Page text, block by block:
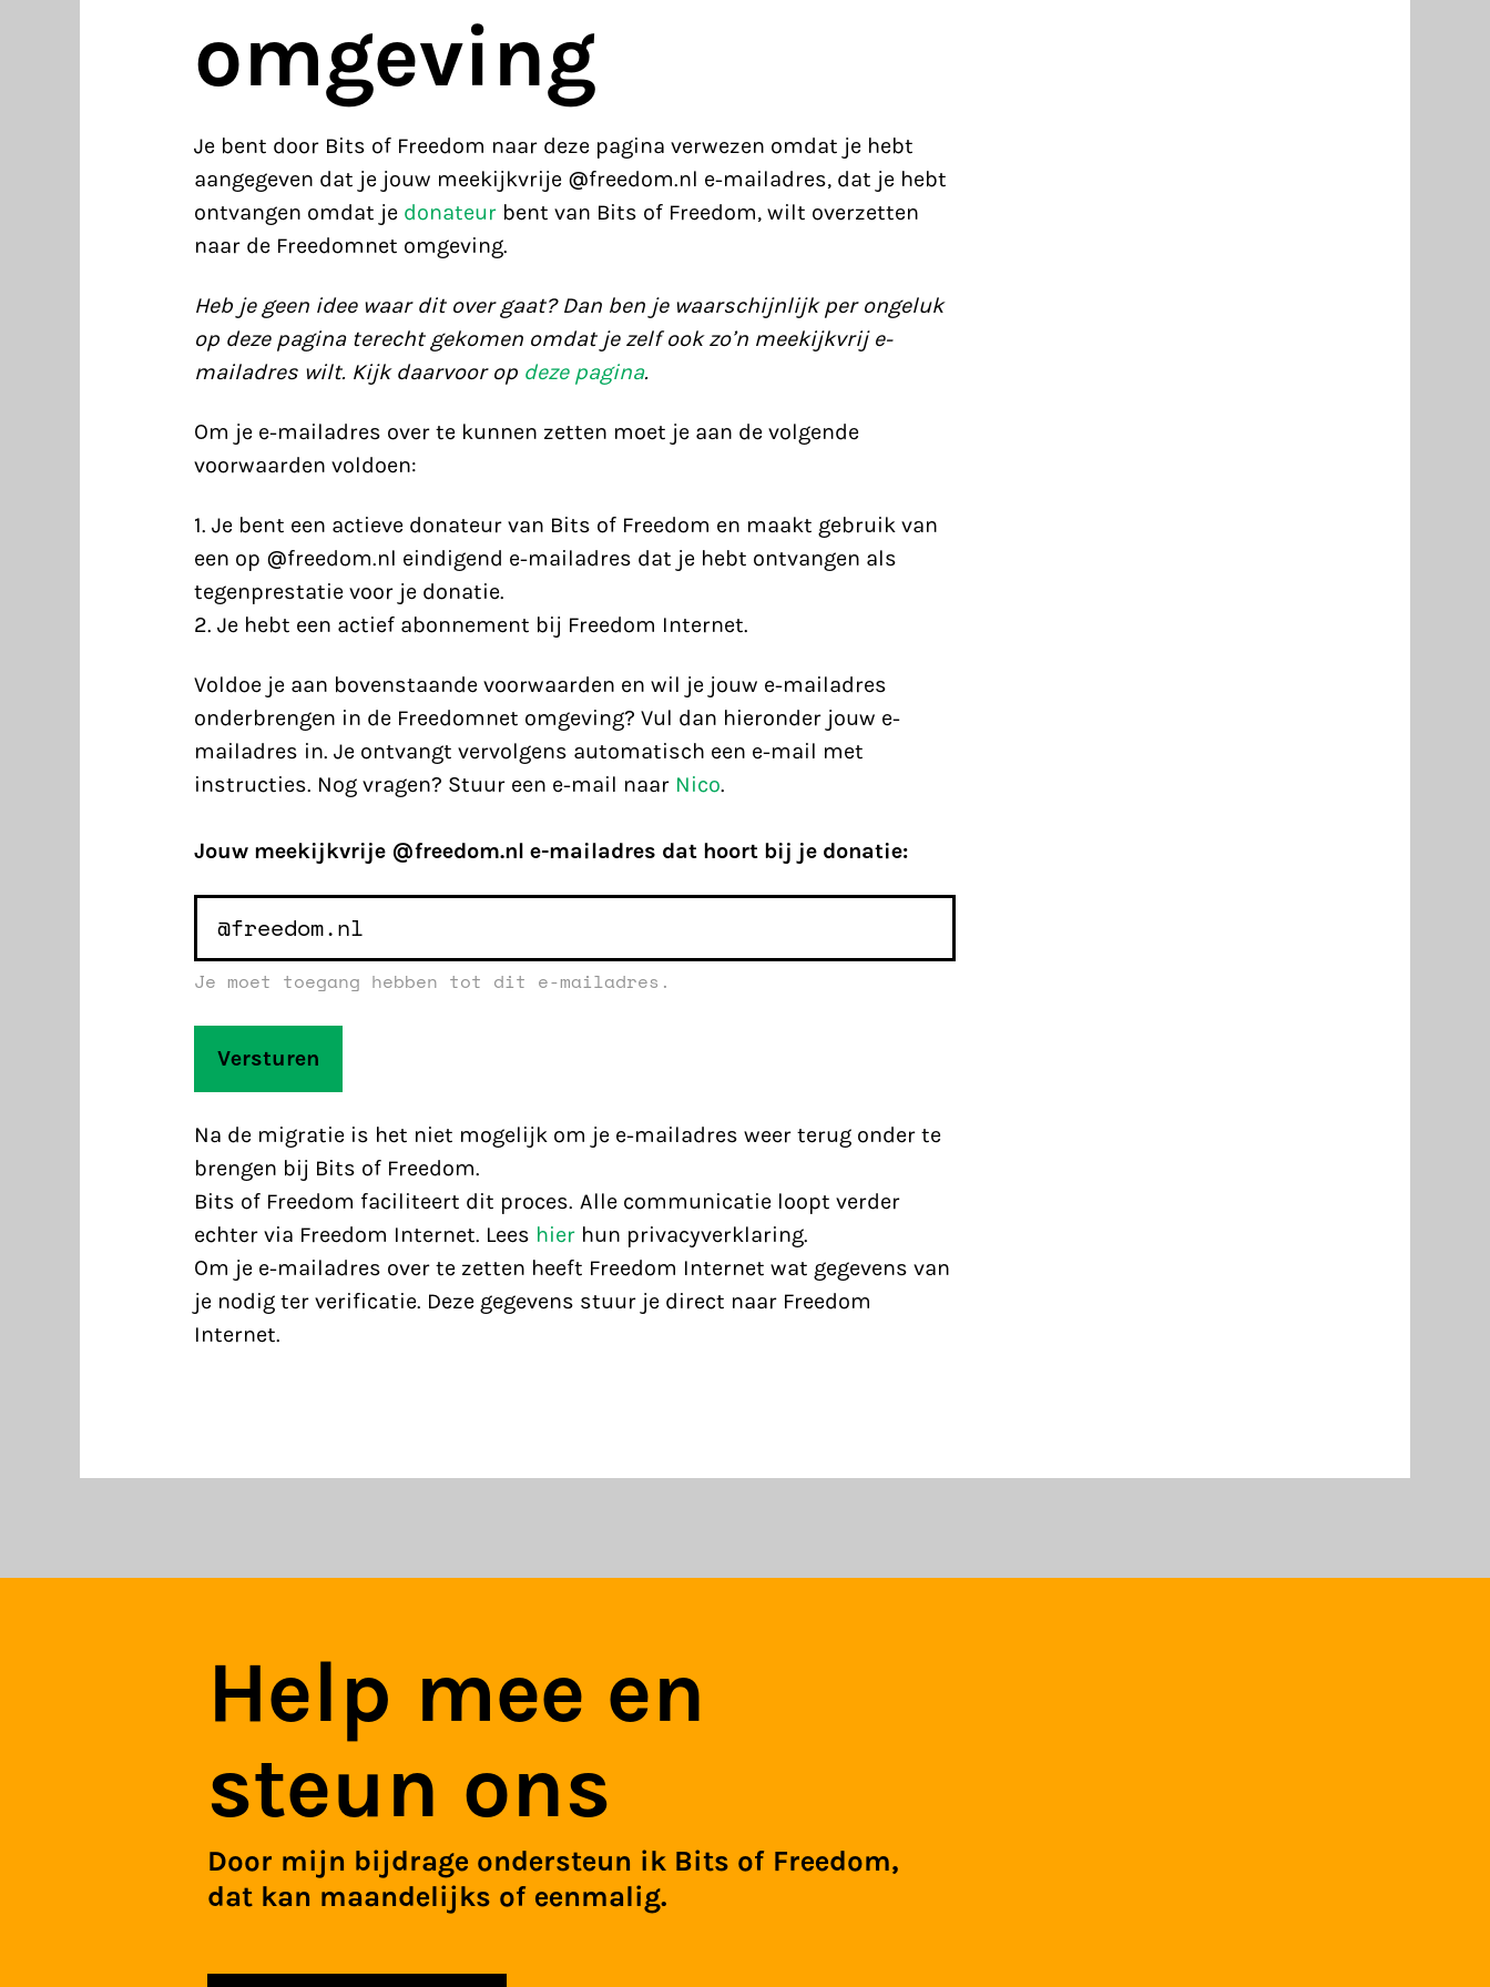
omgeving
Je bent door Bits of Freedom naar deze pagina verwezen omdat je hebt
aangegeven dat je jouw meekijkvrije @freedom.nl e-mailadres, dat je hebt
ontvangen omdat je donateurbent van Bits of Freedom, wilt overzetten
naar de Freedomnet omgeving.
Heb je geen idee waar dit over gaat? Dan ben je waarschijnlijk per ongeluk
op deze pagina terecht gekomen omdat je zelf ook zo’n meekijkvrij e-
mailadres wilt. Kijk daarvoor op deze pagina.
Om je e-mailadres over te kunnen zetten moet je aan de volgende
voorwaarden voldoen:
1. Je bent een actieve donateur van Bits of Freedom en maakt gebruik van
een op @freedom.nl eindigend e-mailadres dat je hebt ontvangen als
tegenprestatie voor je donatie.
2. Je hebt een actief abonnement bij Freedom Internet.
Voldoe je aan bovenstaande voorwaarden en wil je jouw e-mailadres
onderbrengen in de Freedomnet omgeving? Vul dan hieronder jouw e-
mailadres in. Je ontvangt vervolgens automatisch een e-mail met
instructies. Nog vragen? Stuur een e-mail naar Nico.
Jouw meekijkvrije @freedom.nl e-mailadres dat hoort bij je donatie:
Je moet toegang hebben tot dit e-mailadres.
Na de migratie is het niet mogelijk om je e-mailadres weer terug onder te
brengen bij Bits of Freedom.
Bits of Freedom faciliteert dit proces. Alle communicatie loopt verder
echter via Freedom Internet. Lees hierhun privacyverklaring.
Om je e-mailadres over te zetten heeft Freedom Internet wat gegevens van
je nodig ter verificatie. Deze gegevens stuur je direct naar Freedom
Internet.
Help mee en
steun ons
Door mijn bijdrage ondersteun ik Bits of Freedom,
dat kan maandelijks of eenmalig.